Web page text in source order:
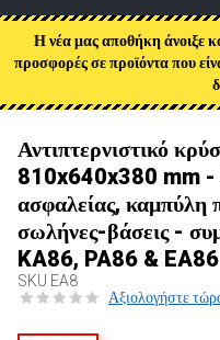
Η νέα μας αποθήκη άνοιξε
προσφορές σε προϊόντα που
Αντιπτερνιστικό
810x640x380 mm -
ασφαλείας, καμπύλη
σωλήνες-βάσεις -
KA86, PA86 & EA86
SKU EA8
Αξιολογήστε